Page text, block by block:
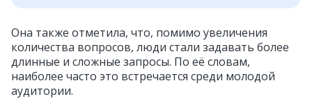
Она также отметила, что, помимо увеличения
количества вопросов, люди стали задавать более
длинные и сложные запросы. По её словам,
наиболее часто это встречается среди молодой
аудитории.